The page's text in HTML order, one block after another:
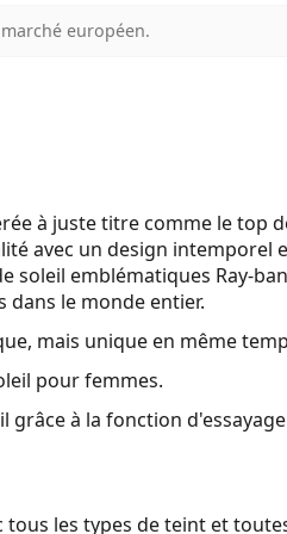
européen.
à juste titre comme le top
avec un design intemporel
soleil emblématiques Ray-
dans le monde entier.
mais unique en même
pour femmes.
grâce à la fonction
les types de teint et